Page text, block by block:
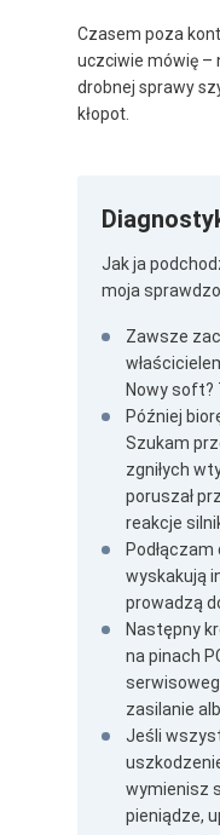
Czasem poza
uczciwie mówię –
drobnej sprawy
kłopot.
Jak ja
moja
Zawsze
Nowy soft?
Później
Szukam
zgniłych
poruszał
reakcje
wyskakują
prowadzą
Następny
na pinach
zasilanie
Jeśli
wymienisz
pieniądze,